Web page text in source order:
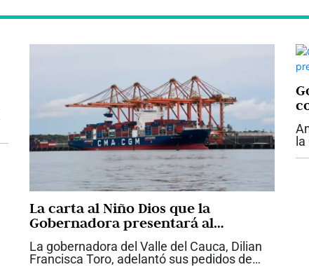
La carta al Niño Dios que la
Gobernadora presentará al
Presidente Abelardo De La Espriella
con proyectos claves para el Valle
La gobernadora del Valle del Cauca, Dilian
Francisca Toro, adelantó sus pedidos de
la